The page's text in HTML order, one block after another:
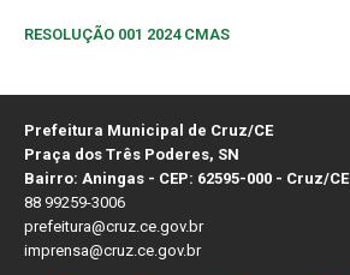
RESOLUÇÃO 001 2024 CMAS
Prefeitura Municipal de Cruz/CE
Praça dos Três Poderes, SN
Bairro: Aningas - CEP: 62595-000 - Cruz/CE
88 99259-3006
prefeitura@cruz.ce.gov.br
imprensa@cruz.ce.gov.br